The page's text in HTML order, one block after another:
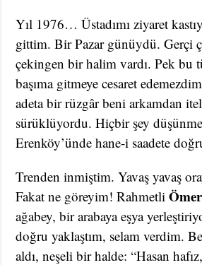
Yıl 1976… Üstadımı ziyaret
gittim. Bir Pazar günüydü. Gerçi
çekingen bir halim vardı. Pek bu
başıma gitmeye cesaret
adeta bir rüzgâr beni arkamdan
sürüklüyordu. Hiçbir şey
Erenköy’ünde hane-i saadete
Trenden inmiştim. Yavaş yavaş
Fakat ne göreyim! Rahmetli
ağabey, bir arabaya eşya
doğru yaklaştım, selam verdim.
aldı, neşeli bir halde: “Hasan